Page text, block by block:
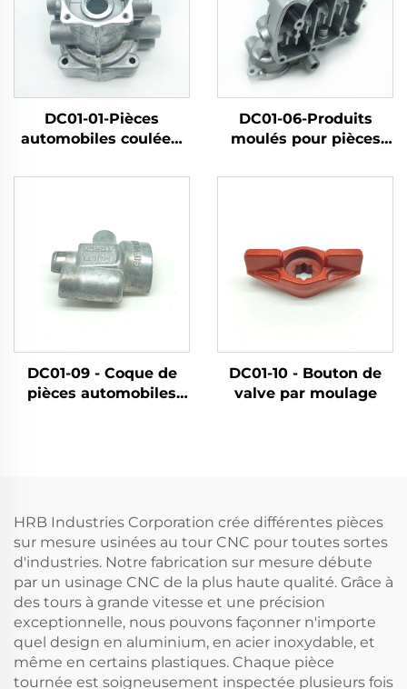
DC01-01-Pièces
automobiles coulées,
automobiles
DC01-06-Produits
moulés pour pièces
DC01-09 - Coque de
pièces automobiles
DC01-10 - Bouton de
valve par moulage
HRB Industries Corporation crée différentes pièces
sur mesure usinées au tour CNC pour toutes sortes
d'industries. Notre fabrication sur mesure débute
par un usinage CNC de la plus haute qualité. Grâce à
des tours à grande vitesse et une précision
exceptionnelle, nous pouvons façonner n'importe
quel design en aluminium, en acier inoxydable, et
même en certains plastiques. Chaque pièce
tournée est soigneusement inspectée plusieurs fois